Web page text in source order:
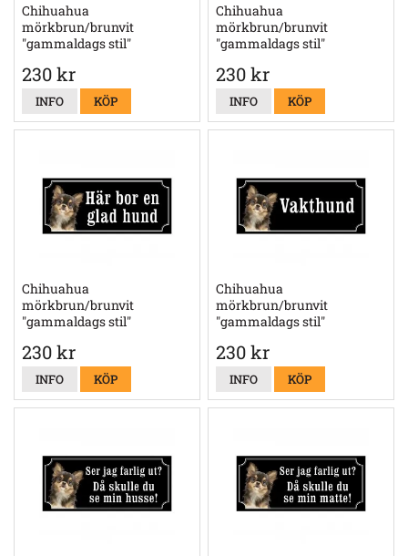
Chihuahua
mörkbrun/brunvit
"gammaldags stil"
230 kr
INFO KÖP
Chihuahua
mörkbrun/brunvit
"gammaldags stil"
230 kr
INFO KÖP
Chihuahua
mörkbrun/brunvit
"gammaldags stil"
230 kr
INFO KÖP
Chihuahua
mörkbrun/brunvit
"gammaldags stil"
230 kr
INFO KÖP